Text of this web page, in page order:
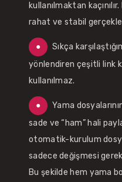
kullanılmaktan
rahat ve stabil
Sıkça
yönlendiren çeşitli link
kullanılmaz.
Yama
sade ve “ham” hali
otomatik-kurulum
sadece değişmesi
Bu şekilde hem yama